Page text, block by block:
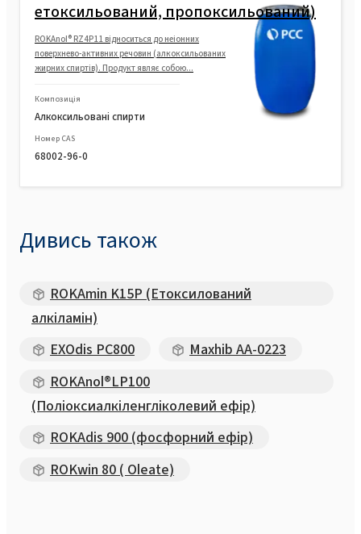
етоксильований, пропоксильований)
ROKAnol® RZ4P11 відноситься до неіонних
поверхнево-активних речовин (алкоксильованих
жирних спиртів). Продукт являє собою...
Композиція
Алкоксильовані спирти
Номер CAS
68002-96-0
Дивись також
ROKAmin K15P (Етоксилований
алкіламін)
EXOdis PC800
Maxhib АА-0223
ROKAnol®LP100
(Поліоксиалкіленгліколевий ефір)
ROKAdis 900 (фосфорний ефір)
ROKwin 80 ( Oleate)